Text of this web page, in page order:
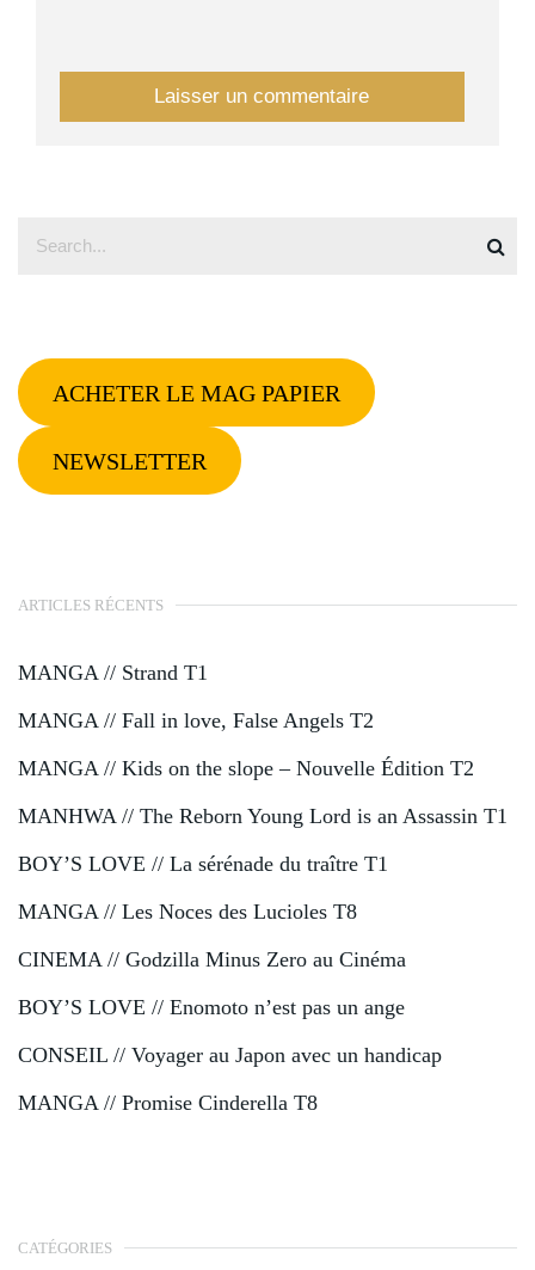
ACHETER LE MAG PAPIER
NEWSLETTER
ARTICLES RÉCENTS
MANGA // Strand T1
MANGA // Fall in love, False Angels T2
MANGA // Kids on the slope – Nouvelle Édition T2
MANHWA // The Reborn Young Lord is an Assassin T1
BOY’S LOVE // La sérénade du traître T1
MANGA // Les Noces des Lucioles T8
CINEMA // Godzilla Minus Zero au Cinéma
BOY’S LOVE // Enomoto n’est pas un ange
CONSEIL // Voyager au Japon avec un handicap
MANGA // Promise Cinderella T8
CATÉGORIES